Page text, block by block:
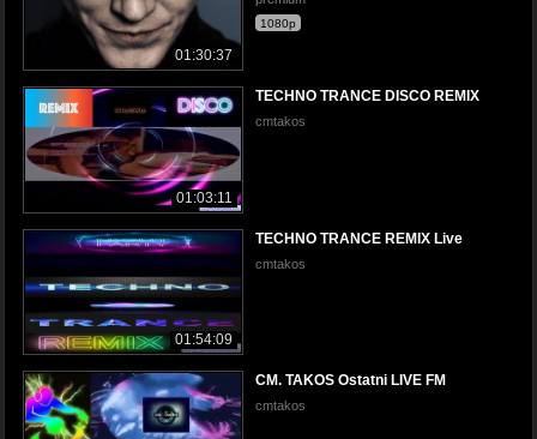
01:30:37
1080p
01:03:11
TECHNO TRANCE DISCO REMIX
cmtakos
01:54:09
TECHNO TRANCE REMIX Live
cmtakos
CM. TAKOS Ostatni LIVE FM
cmtakos